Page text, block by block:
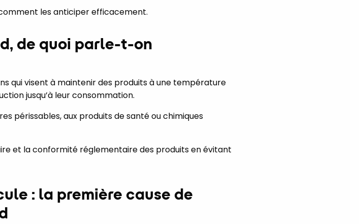
les anticiper efficacement.
de quoi parle-t-on
qui visent à maintenir des produits à une température
jusqu’à leur consommation.
périssables, aux produits de santé ou chimiques
et la conformité réglementaire des produits en évitant
: la première cause de